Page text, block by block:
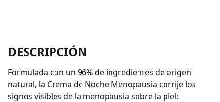
DESCRIPCIÓN
Formulada con un 96% de ingredientes de origen
natural, la Crema de Noche Menopausia corrije los
signos visibles de la menopausia sobre la piel: